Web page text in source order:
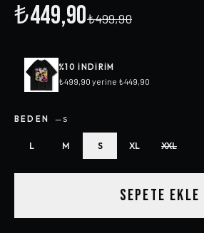
₺449,90₺499,90
%10 INDIRIM
₺499,90 yerine ₺449,90
BEDEN —S
L M S XL XXL
SEPETE EKLE